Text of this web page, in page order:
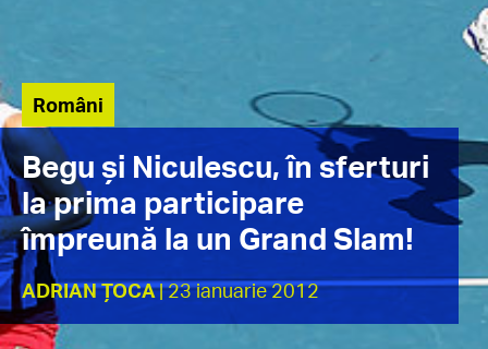
Români
Begu şi Niculescu, în sferturi
la prima participare
împreună la un Grand Slam!
ADRIAN ȚOCA| 23 ianuarie 2012